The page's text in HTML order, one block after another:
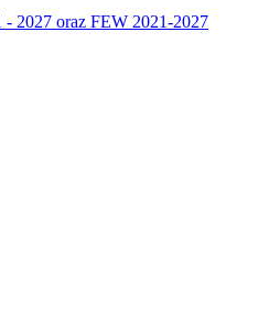
2027 oraz FEW 2021-2027